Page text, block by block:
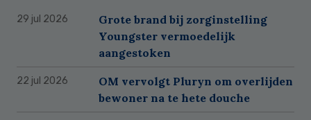
29 jul 2026
Grote brand bij zorginstelling
Youngster vermoedelijk
aangestoken
22 jul 2026
OM vervolgt Pluryn om overlijden
bewoner na te hete douche